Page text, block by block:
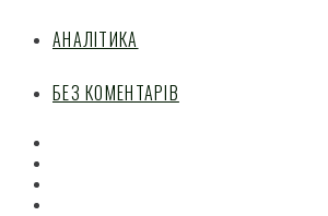
АНАЛІТИКА
БЕЗ КОМЕНТАРІВ